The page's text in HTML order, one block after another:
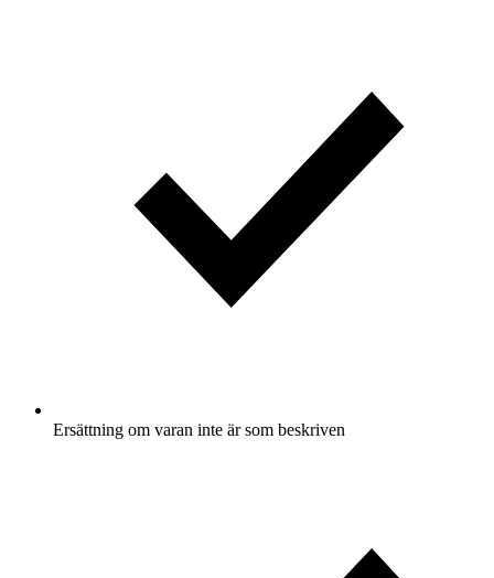
Ersättning om varan inte är som beskriven